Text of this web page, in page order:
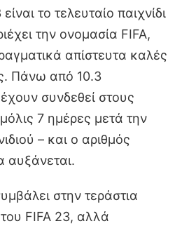
το τελευταίο παιχνίδι
την ονομασία FIFA,
απίστευτα καλές
Πάνω από 10.3
συνδεθεί στους
7 ημέρες μετά την
– και ο αριθμός
αυξάνεται.
στην τεράστια
FIFA 23, αλλά